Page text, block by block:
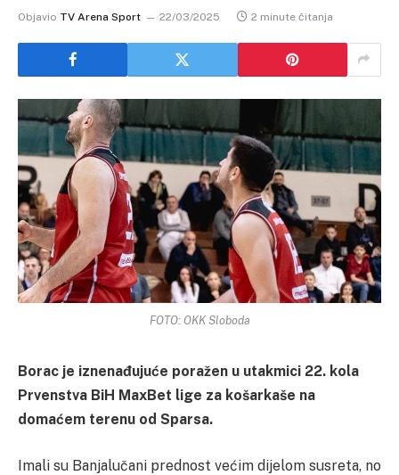
Objavio TV Arena Sport 22/03/2025 2 minute čitanja
FOTO: OKK Sloboda
Borac je iznenađujuće poražen u utakmici 22. kola
Prvenstva BiH MaxBet lige za košarkaše na
domaćem terenu od Sparsa.
Imali su Banjalučani prednost većim dijelom susreta, no